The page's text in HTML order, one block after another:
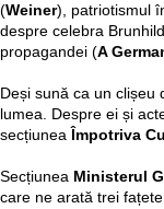
(Weiner), patriotismul
despre celebra
propagandei (A
Deși sună ca un clișeu
lumea. Despre ei și
secțiunea Împotriva
Secțiunea Ministerul
care ne arată trei